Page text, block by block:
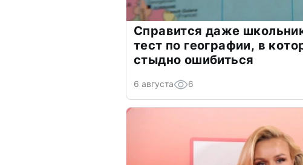
Справится даже
тест по географии, в
стыдно ошибиться
6 августа 6